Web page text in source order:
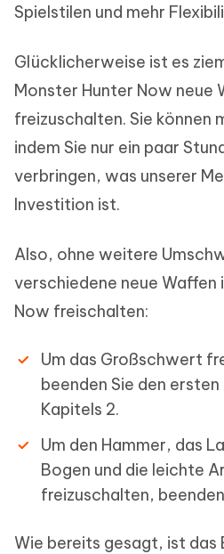
Spielstilen und mehr
Glücklicherweise ist es
Monster Hunter Now neue
freizuschalten. Sie können
indem Sie nur ein paar
verbringen, was unserer
Investition ist.
Also, ohne weitere
verschiedene neue Waffen
Now freischalten:
Um das Großschwert
beenden Sie den
Kapitels 2.
Um den Hammer, das
Bogen und die leichte
freizuschalten,
Wie bereits gesagt, ist das